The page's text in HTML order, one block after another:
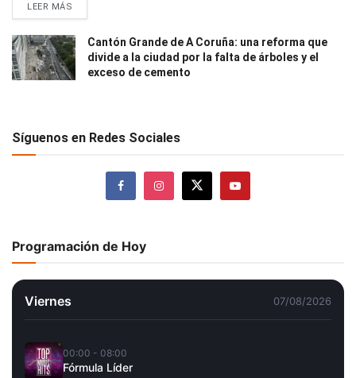
LEER MÁS
Cantón Grande de A Coruña: una reforma que
divide a la ciudad por la falta de árboles y el
exceso de cemento
Síguenos en Redes Sociales
Programación de Hoy
Viernes 07/08/2026
00:00 - 08:00
Fórmula Líder